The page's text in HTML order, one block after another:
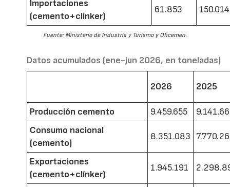
Importaciones
(cemento+clínker)
61.853 150.014
Fuente: Ministerio de Industria y Turismo y Oficemen.
Datos acumulados (ene-jun 2026, en toneladas)
2026 2025
Producción cemento 9.459.655
Consumo nacional
(cemento)
8.351.083
Exportaciones
(cemento+clínker)
1.945.191